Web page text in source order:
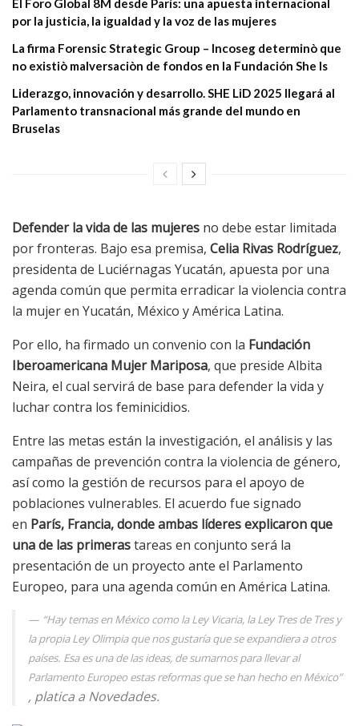
El Foro Global 8M desde París: una apuesta internacional
por la justicia, la igualdad y la voz de las mujeres
La firma Forensic Strategic Group – Incoseg determinò que
no existiò malversaciòn de fondos en la Fundación She Is
Liderazgo, innovación y desarrollo. SHE LiD 2025 llegará al
Parlamento transnacional más grande del mundo en
Bruselas
Defender la vida de las mujeres no debe estar limitada
por fronteras. Bajo esa premisa, Celia Rivas Rodríguez,
presidenta de Luciérnagas Yucatán, apuesta por una
agenda común que permita erradicar la violencia contra
la mujer en Yucatán, México y América Latina.
Por ello, ha firmado un convenio con la Fundación
Iberoamericana Mujer Mariposa, que preside Albita
Neira, el cual servirá de base para defender la vida y
luchar contra los feminicidios.
Entre las metas están la investigación, el análisis y las
campañas de prevención contra la violencia de género,
así como la gestión de recursos para el apoyo de
poblaciones vulnerables. El acuerdo fue signado
en París, Francia, donde ambas líderes explicaron que
una de las primerastareas en conjunto será la
presentación de un proyecto ante el Parlamento
Europeo, para una agenda común en América Latina.
“Hay temas en México como la Ley Vicaria, la Ley Tres de Tres y
la propia Ley Olimpia que nos gustaría que se expandiera a otros
países. Esa es una de las ideas, de sumarnos para llevar al
Parlamento Europeo estas reformas que se han hecho en México”
, platica a Novedades.